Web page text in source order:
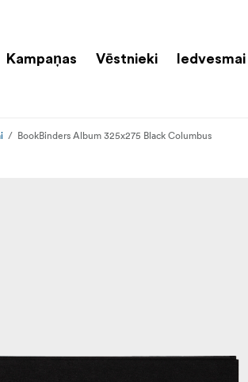
Kampaņas Vēstnieki Iedvesmai
BookBinders Album 325x275 Black Columbus